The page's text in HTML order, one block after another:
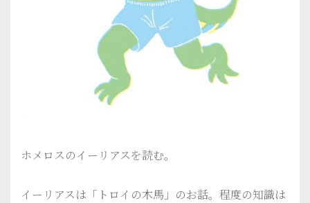
ホメロスのイーリアスを読む。
イーリアスは「トロイの木馬」のお話。程度の知識は